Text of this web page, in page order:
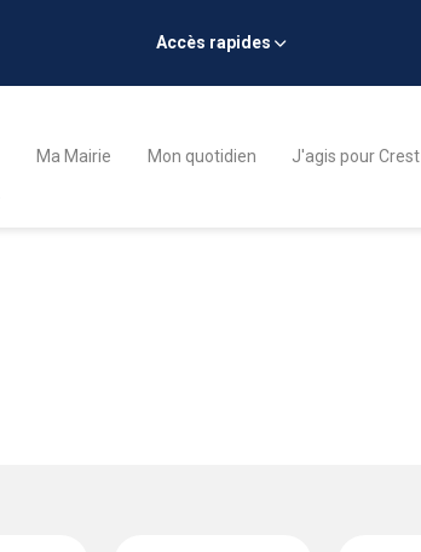
Accès rapides
Ma Mairie Mon quotidien J'agis pour Crest